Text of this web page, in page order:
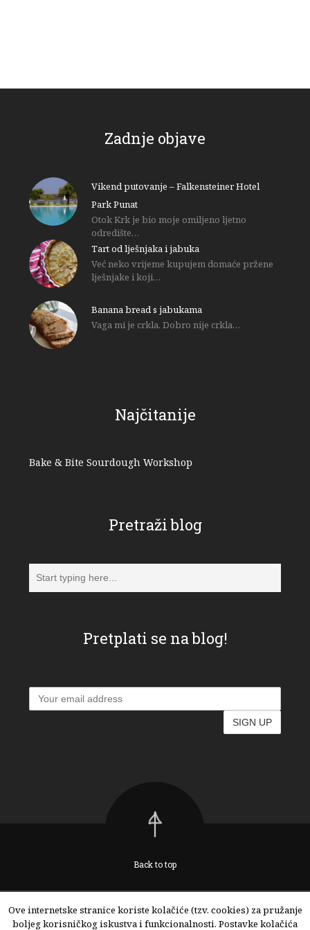
Zadnje objave
Vikend putovanje – Falkensteiner Hotel
Park Punat
Otok Krk je bio moje omiljeno ljetno
odredište…
Tart od lješnjaka i jabuka
Već neko vrijeme kupujem domaće pržene
lješnjake i koji…
Banana bread s jabukama
Vaga mi je crkla. Dobro nije crkla…
Najčitanije
Bake & Bite Sourdough Workshop
Pretraži blog
Pretplati se na blog!
Back to top
Ove internetske stranice koriste kolačiće (tzv. cookies) za pružanje
boljeg korisničkog iskustva i funkcionalnosti. Postavke kolačića